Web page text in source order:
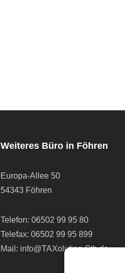
Weiteres Büro in Föhren
Europa-Allee 50
54343 Föhren
Telefon: 06502 99 95 80
Telefax: 06502 99 95 899
Mail: info@TAXolution-Stb.de